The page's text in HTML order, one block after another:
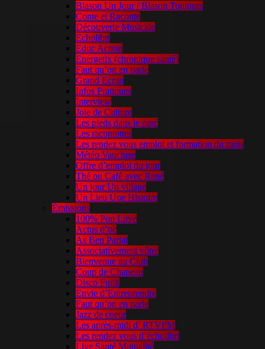
Blason Un Jour / Blason Toujours
Conte et Raconte
Découverte Musicale
Echolibri
Educ Action
Energetix (chronique santé)
Faut qu’on en parle
Grand Ecran
Infos Pratiques
Interview
Joie de Culture
Les pieds dans le parc
Les racontottes
Les rendez vous emploi et formation du mois
Météo Vaucluse
Offre d’emploi du jour
Thé ou Café avec René
Un jour Un village
Un Lieu Une Histoire
Émissions
100% Pop Love
Actus d’oc
As Ben Parlat
Associativement vôtre
Bienvenue au Club
Coup de Chapeau
Disco Funk
Envie d’Entreprendre
Faut qu’on en parle
Jazz de coeur
Les après-midi d’ RTVFM
Les rendez vous d’écholibri
Live Santé Mutualité